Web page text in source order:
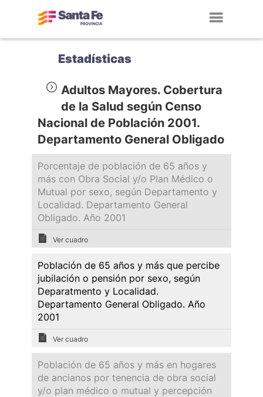
Estadísticas
Adultos Mayores. Cobertura
de la Salud según Censo
Nacional de Población 2001.
Departamento General Obligado
Porcentaje de población de 65 años y
más con Obra Social y/o Plan Médico o
Mutual por sexo, según Departamento y
Localidad. Departamento General
Obligado. Año 2001
Ver cuadro
Población de 65 años y más que percibe
jubilación o pensión por sexo, según
Deparatmento y Localidad.
Departamento General Obligado. Año
2001
Ver cuadro
Población de 65 años y más en hogares
de ancianos por tenencia de obra social
y/o plan médico o mutual y percepción